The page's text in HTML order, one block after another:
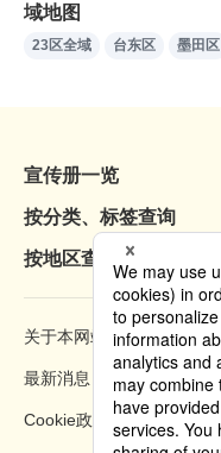
域地图
23区全域 台东区 墨田区
宣传册一览
按分类、标签查询
按地区查询
关于本网站
最新消息
Cookie政策